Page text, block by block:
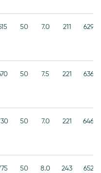
50 7.0 211 629
50 7.5 221 636
50 7.0 221 646
50 8.0 243 652